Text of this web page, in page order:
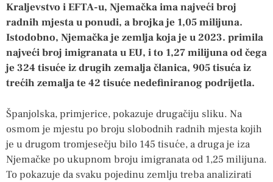
Kraljevstvo i EFTA-u, Njemačka ima najveći broj
radnih mjesta u ponudi, a brojka je 1,05 milijuna.
Istodobno, Njemačka je zemlja koja je u 2023. primila
najveći broj imigranata u EU, i to 1,27 milijuna od čega
je 324 tisuće iz drugih zemalja članica, 905 tisuća iz
trećih zemalja te 42 tisuće nedefiniranog podrijetla.
Španjolska, primjerice, pokazuje drugačiju sliku. Na
osmom je mjestu po broju slobodnih radnih mjesta kojih
je u drugom tromjesečju bilo 145 tisuće, a druga je iza
Njemačke po ukupnom broju imigranata od 1,25 milijuna.
To pokazuje da svaku pojedinu zemlju treba analizirati